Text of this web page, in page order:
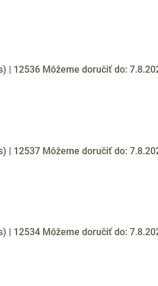
) | 12536 Môžeme doručiť do:
) | 12537 Môžeme doručiť do:
) | 12534 Môžeme doručiť do: